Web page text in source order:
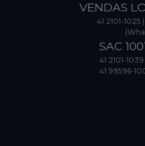
VENDAS
41 2101-1025
SAC
41 2101-1039
41 99596-